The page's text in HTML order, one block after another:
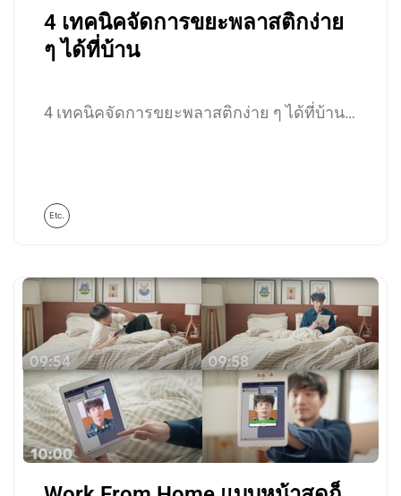
4 เทคนิคจัดการขยะพลาสติกง่าย
ๆ ได้ที่บ้าน
4 เทคนิคจัดการขยะพลาสติกง่าย ๆ ได้ที่บ้าน…
Etc.